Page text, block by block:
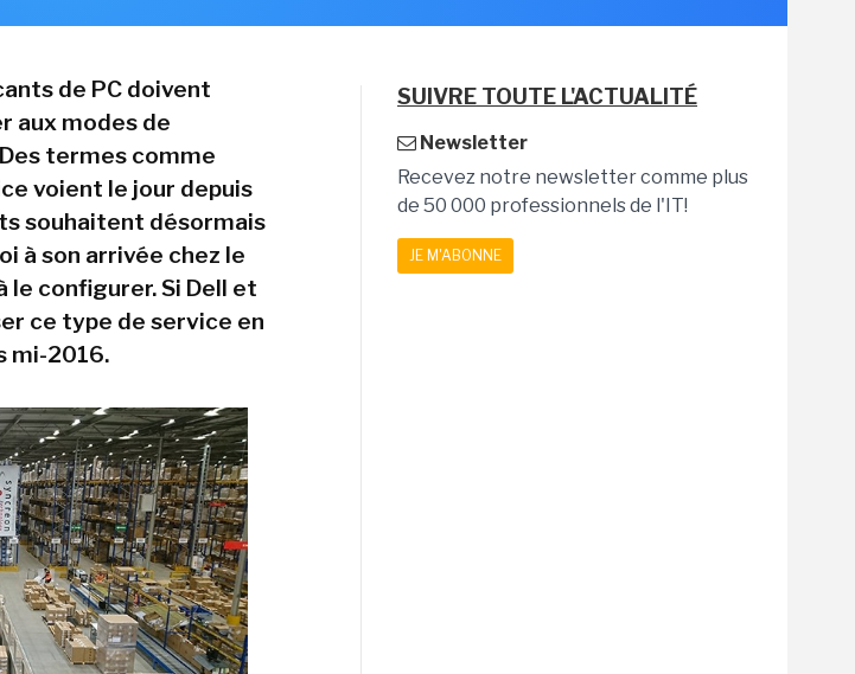
de PC doivent
aux modes de
termes comme
voient le jour depuis
souhaitent désormais
à son arrivée chez le
le configurer. Si Dell et
ce type de service en
mi-2016.
SUIVRE TOUTE L'ACTUALITÉ
Newsletter
Recevez notre newsletter comme plus
de 50 000 professionnels de l'IT!
JE M'ABONNE